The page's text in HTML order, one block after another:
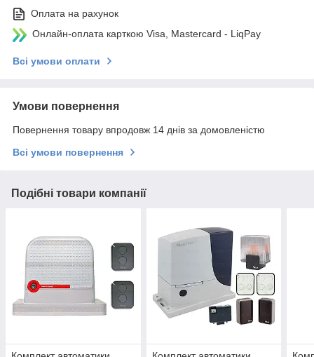
Оплата на рахунок
Онлайн-оплата карткою Visa, Mastercard - LiqPay
Всі умови оплати
Умови повернення
Повернення товару впродовж 14 днів за домовленістю
Всі умови повернення
Подібні товари компанії